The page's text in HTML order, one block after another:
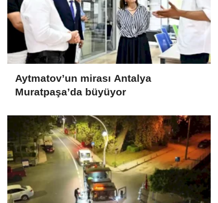
Aytmatov’un mirası Antalya
Muratpaşa’da büyüyor